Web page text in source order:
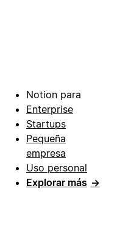
Notion para
Enterprise
Startups
Pequeña
empresa
Uso personal
Explorar más →